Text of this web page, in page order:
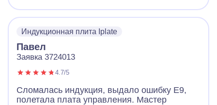
Индукционная плита Iplate
Павел
Заявка 3724013
4.7/5
Сломалась индукция, выдало ошибку Е9,
полетала плата управления. Мастер